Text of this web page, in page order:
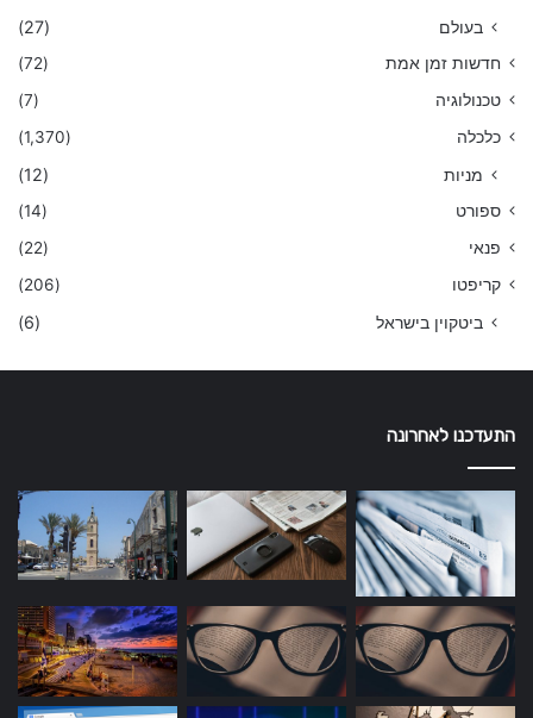
בעולם (27)
חדשות זמן אמת
(72)
טכנולוגיה
(7)
כלכלה
(1,370)
מניות (12)
ספורט
(14)
פנאי
(22)
קריפטו
(206)
ביטקוין בישראל (6)
התעדכנו לאחרונה